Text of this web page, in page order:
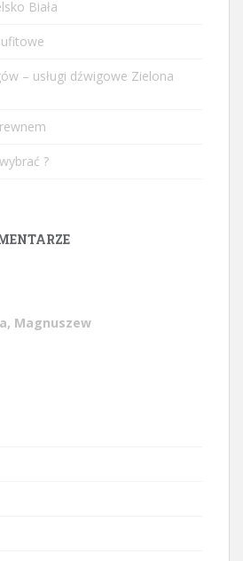
Biała
– usługi dźwigowe Zielona
?
Magnuszew